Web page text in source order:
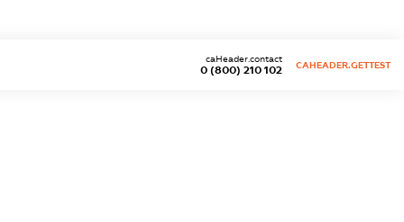
0 (800) 210 102
caHeader.contact
CAHEADER.GETTEST